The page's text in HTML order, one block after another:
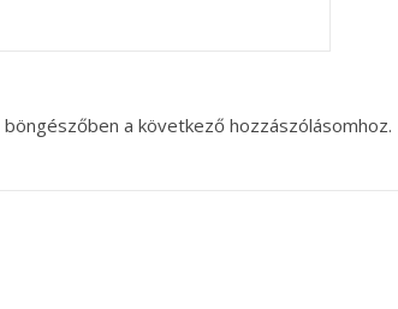
a következő hozzászólásomhoz.